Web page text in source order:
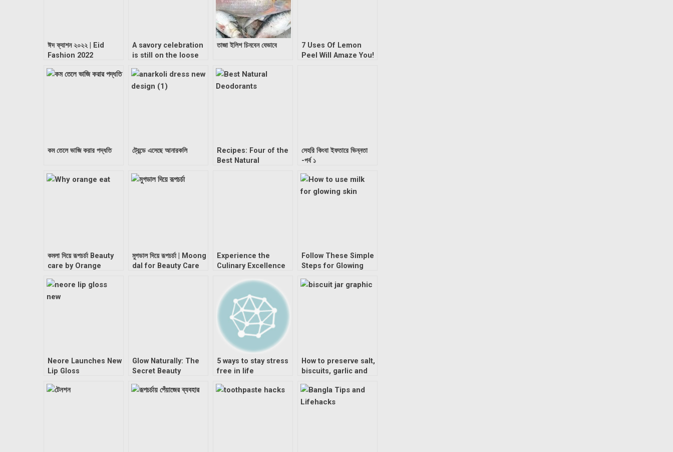
ঈদ ফ্যাশন ২০২২ | Eid
Fashion 2022
A savory celebration
is still on the loose
তাজা ইলিশ চিনবেন যেভাবে
7 Uses Of Lemon
Peel Will Amaze You!
কম তেলে ভাজি করার পদ্ধতি ট্রেন্ডে এসেছে আনারকলি
Recipes: Four of the
Best Natural
সেহরি কিংবা ইফতারে ভিন্নতা
-পর্ব ১
কমলা দিয়ে রূপচর্চা Beauty
care by Orange
মুগডাল দিয়ে রূপচর্চা | Moong
dal for Beauty Care
Experience the
Culinary Excellence
Dhanmondi this
“Ramadan”
Follow These Simple
Steps for Glowing
Neore Launches New
Lip Gloss
Glow Naturally: The
Secret Beauty
for Radiant Skin”
5 ways to stay stress
free in life
How to preserve salt,
biscuits, garlic and